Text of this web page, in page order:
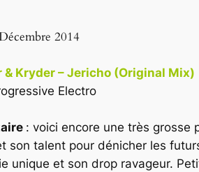
2014
& Kryder – Jericho (Original Mix)
Electro
: voici encore une très grosse
son talent pour dénicher les
unique et son drop ravageur.